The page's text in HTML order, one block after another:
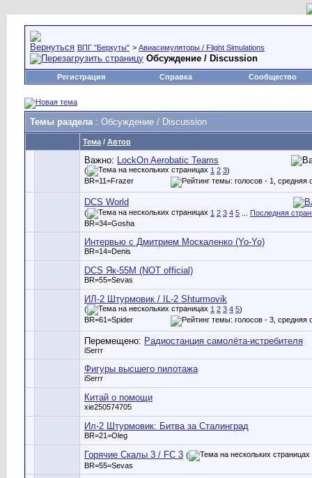
ВПГ "Беркуты" > Авиасимуляторы / Flight Simulations
Обсуждение / Discussion
Регистрация Справка Сообщество
Темы раздела: Обсуждение / Discussion
Тема / Автор
Важно: LockOn Aerobatic Teams
( 1 2 3)
BR=11=Frazer
DCS World
( 1 2 3 4 5
Последняя
BR=34=Gosha
Интервью с Дмитрием Москаленко (Yo-Yo)
BR=14=Denis
DCS Як-55М (NOT official)
BR=55=Sevas
ИЛ-2 Штурмовик / IL-2 Shturmovik
( 1 2 3 4 5)
BR=61=Spider
Перемещено: Радиостанция самолёта-истребителя
iSerrr
Фигуры высшего пилотажа
iSerrr
Китай о помощи
xie250574705
Ил-2 Штурмовик: Битва за Сталинград
BR=21=Oleg
Горячие Скалы 3 / FC 3 (
BR=55=Sevas